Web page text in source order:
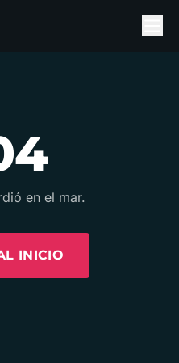
en el mar.
INICIO